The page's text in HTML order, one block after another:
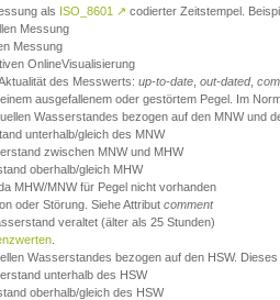
als ISO_8601 ↗ codierter Zeitstempel.
Messung
Messung
OnlineVisualisierung
des Messwerts: up-to-date out-dated,
ausgefallenem oder gestörtem Pegel. Im
Wasserstandes bezogen auf den MNW und
unterhalb/gleich des MNW
zwischen MNW und MHW
oberhalb/gleich MHW
MHW/MNW für Pegel nicht vorhanden
oder Störung. Siehe Attribut comment
veraltet (älter als 25 Stunden)
Wasserstandes bezogen auf den HSW.
unterhalb des HSW
oberhalb/gleich des HSW